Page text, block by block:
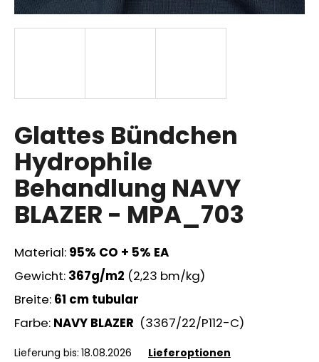
Glattes Bündchen
Hydrophile
Behandlung NAVY
BLAZER - MPA_703
Material: 95% CO + 5% EA
Gewicht: 367g/m2 (2,23 bm/kg)
Breite: 61 cm tubular
Farbe: NAVY BLAZER (3367/22/P112-C)
Lieferung bis: 18.08.2026 Lieferoptionen
i
r
e
m
p
f
e
l
e